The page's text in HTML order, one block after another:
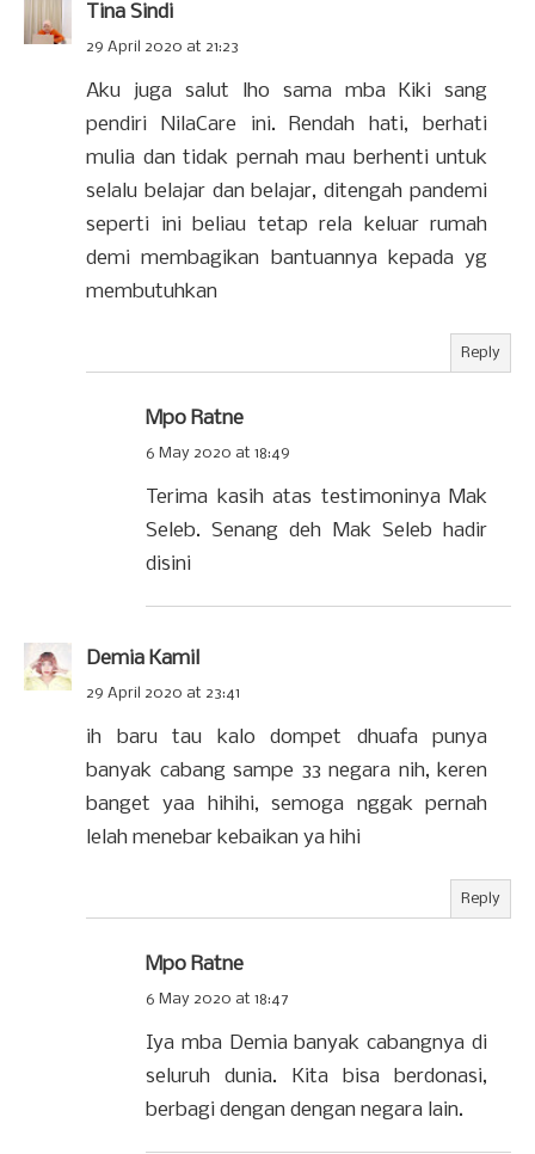
Tina Sindi
29 April 2020 at 21:23
Aku juga salut lho sama mba Kiki sang
pendiri NilaCare ini. Rendah hati, berhati
mulia dan tidak pernah mau berhenti untuk
selalu belajar dan belajar, ditengah pandemi
seperti ini beliau tetap rela keluar rumah
demi membagikan bantuannya kepada yg
membutuhkan
Reply
Mpo Ratne
6 May 2020 at 18:49
Terima kasih atas testimoninya Mak
Seleb. Senang deh Mak Seleb hadir
disini
Demia Kamil
29 April 2020 at 23:41
ih baru tau kalo dompet dhuafa punya
banyak cabang sampe 33 negara nih, keren
banget yaa hihihi, semoga nggak pernah
lelah menebar kebaikan ya hihi
Reply
Mpo Ratne
6 May 2020 at 18:47
Iya mba Demia banyak cabangnya di
seluruh dunia. Kita bisa berdonasi,
berbagi dengan dengan negara lain.